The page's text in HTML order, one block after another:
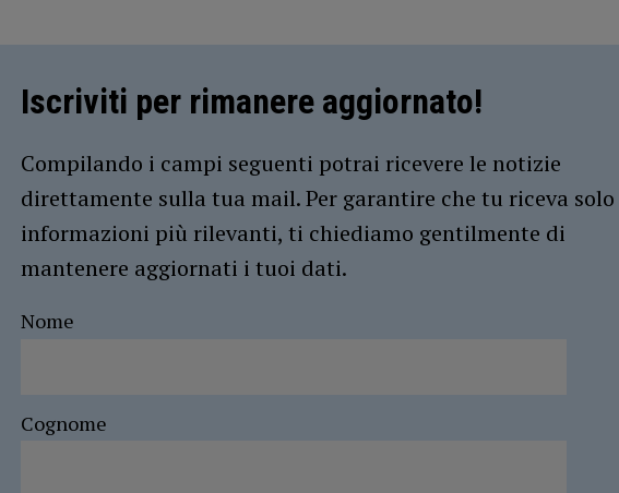
Iscriviti per rimanere aggiornato!
Compilando i campi seguenti potrai ricevere le notizie
direttamente sulla tua mail. Per garantire che tu riceva solo
informazioni più rilevanti, ti chiediamo gentilmente di
mantenere aggiornati i tuoi dati.
Nome
Cognome